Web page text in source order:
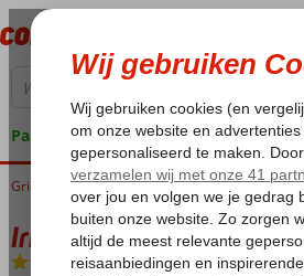
Pakketgarantie
Home
Griekenland Kreta Malia Irida Appartementen
Irida Appartementen
Logies-Appartement